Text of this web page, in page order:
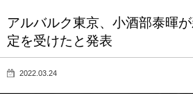
アルバルク東京、小酒部泰暉
定を受けたと発表
2022.03.24